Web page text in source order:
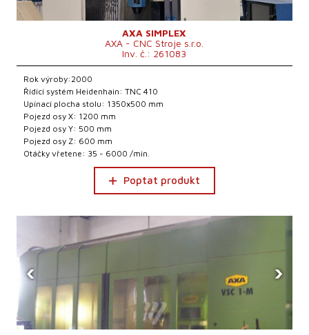
AXA SIMPLEX
AXA - CNC Stroje s.r.o.
Inv. č.: 261083
Rok výroby:2000
Řídící systém Heidenhain: TNC 410
Upínací plocha stolu: 1350x500 mm
Pojezd osy X: 1200 mm
Pojezd osy Y: 500 mm
Pojezd osy Z: 600 mm
Otáčky vřetene: 35 - 6000 /min.
Poptat produkt
‹ ›